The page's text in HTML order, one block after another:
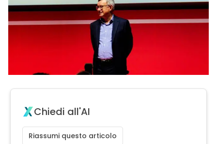
Chiedi all'AI
Riassumi questo articolo